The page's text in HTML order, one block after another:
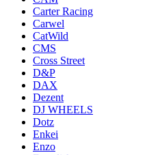
Carter Racing
Carwel
CatWild
CMS
Cross Street
D&P
DAX
Dezent
DJ WHEELS
Dotz
Enkei
Enzo